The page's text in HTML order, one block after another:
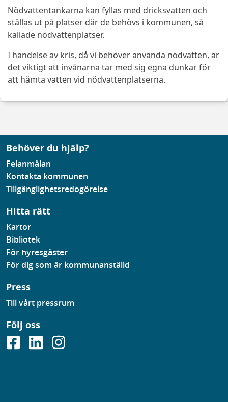
Nödvattentankarna kan fyllas med dricksvatten och
ställas ut på platser där de behövs i kommunen, så
kallade nödvattenplatser.
I händelse av kris, då vi behöver använda nödvatten, är
det viktigt att invånarna tar med sig egna dunkar för
att hämta vatten vid nödvattenplatserna.
Behöver du hjälp?
Felanmälan
Kontakta kommunen
Tillgänglighetsredogörelse
Hitta rätt
Kartor
Bibliotek
För hyresgäster
För dig som är kommunanställd
Press
Till vårt pressrum
Följ oss